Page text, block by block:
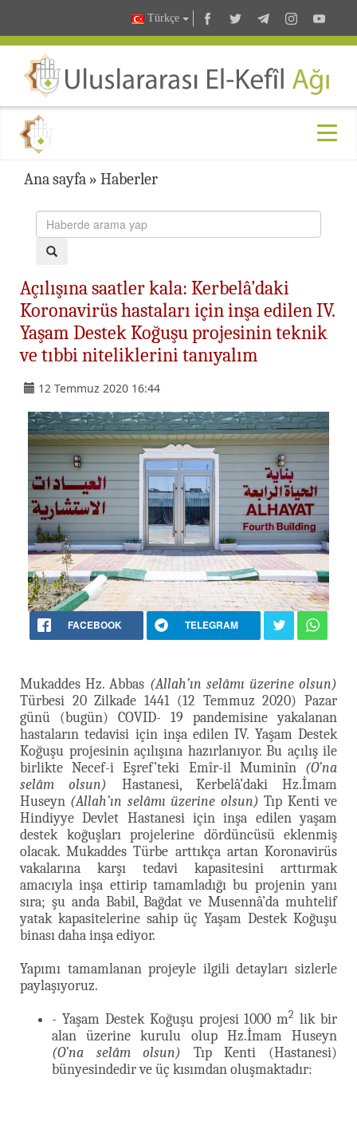
Türkçe
Ana sayfa » Haberler
Açılışına saatler kala: Kerbelâ’daki
Koronavirüs hastaları için inşa edilen IV.
Yaşam Destek Koğuşu projesinin teknik
ve tıbbi niteliklerini tanıyalım
12 Temmuz 2020 16:44
FACEBOOK TELEGRAM
Mukaddes Hz. Abbas (Allah’ın selâmı üzerine olsun)
Türbesi 20 Zilkade 1441 (12 Temmuz 2020) Pazar
günü (bugün) COVID- 19 pandemisine yakalanan
hastaların tedavisi için inşa edilen IV. Yaşam Destek
Koğuşu projesinin açılışına hazırlanıyor. Bu açılış ile
birlikte Necef-i Eşref’teki Emîr-il Muminîn (O’na
selâm olsun) Hastanesi, Kerbelâ’daki Hz.İmam
Huseyn (Allah’ın selâmı üzerine olsun) Tıp Kenti ve
Hindiyye Devlet Hastanesi için inşa edilen yaşam
destek koğuşları projelerine dördüncüsü eklenmiş
olacak. Mukaddes Türbe arttıkça artan Koronavirüs
vakalarına karşı tedavi kapasitesini arttırmak
amacıyla inşa ettirip tamamladığı bu projenin yanı
sıra; şu anda Babil, Bağdat ve Musennâ’da muhtelif
yatak kapasitelerine sahip üç Yaşam Destek Koğuşu
binası daha inşa ediyor.
Yapımı tamamlanan projeyle ilgili detayları sizlerle
paylaşıyoruz.
- Yaşam Destek Koğuşu projesi 1000 m2 lik bir
alan üzerine kurulu olup Hz.İmam Huseyn
(O’na selâm olsun) Tıp Kenti (Hastanesi)
bünyesindedir ve üç kısımdan oluşmaktadır: